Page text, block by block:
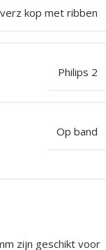
kop met ribben
Philips 2
Op band
zijn geschikt voor